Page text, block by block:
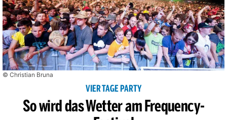
© Christian Bruna
VIER TAGE PARTY
So wird das Wetter am Frequency-